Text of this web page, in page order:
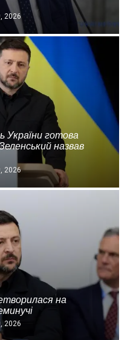
2026
України готова
назвав
2026
на
2026